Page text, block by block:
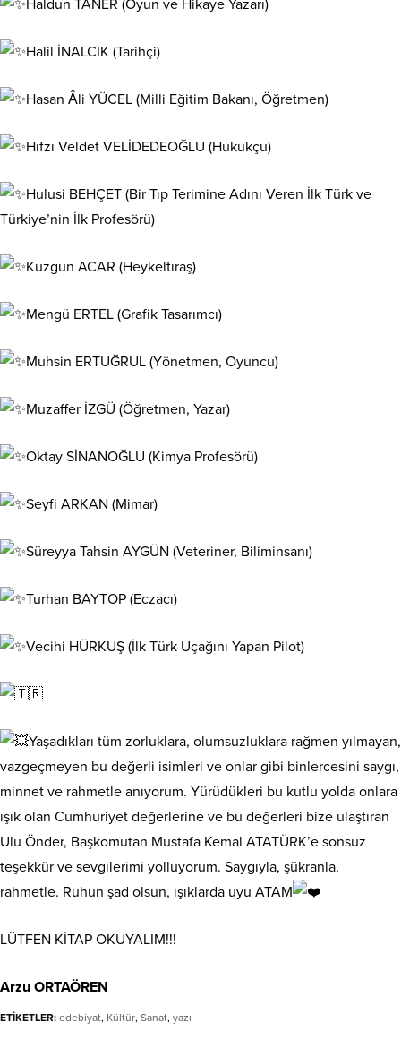
Haldun TANER (Oyun ve Hikaye Yazarı)
Halil İNALCIK (Tarihçi)
Hasan Âli YÜCEL (Milli Eğitim Bakanı, Öğretmen)
Hıfzı Veldet VELİDEDEOĞLU (Hukukçu)
Hulusi BEHÇET (Bir Tıp Terimine Adını Veren İlk Türk ve
Türkiye’nin İlk Profesörü)
Kuzgun ACAR (Heykeltıraş)
Mengü ERTEL (Grafik Tasarımcı)
Muhsin ERTUĞRUL (Yönetmen, Oyuncu)
Muzaffer İZGÜ (Öğretmen, Yazar)
Oktay SİNANOĞLU (Kimya Profesörü)
Seyfi ARKAN (Mimar)
Süreyya Tahsin AYGÜN (Veteriner, Biliminsanı)
Turhan BAYTOP (Eczacı)
Vecihi HÜRKUŞ (İlk Türk Uçağını Yapan Pilot)
Yaşadıkları tüm zorluklara, olumsuzluklara rağmen yılmayan,
vazgeçmeyen bu değerli isimleri ve onlar gibi binlercesini saygı,
minnet ve rahmetle anıyorum. Yürüdükleri bu kutlu yolda onlara
ışık olan Cumhuriyet değerlerine ve bu değerleri bize ulaştıran
Ulu Önder, Başkomutan Mustafa Kemal ATATÜRK’e sonsuz
teşekkür ve sevgilerimi yolluyorum. Saygıyla, şükranla,
rahmetle. Ruhun şad olsun, ışıklarda uyu ATAM
LÜTFEN KİTAP OKUYALIM!!!
Arzu ORTAÖREN
ETİKETLER: edebiyat, Kültür, Sanat, yazı